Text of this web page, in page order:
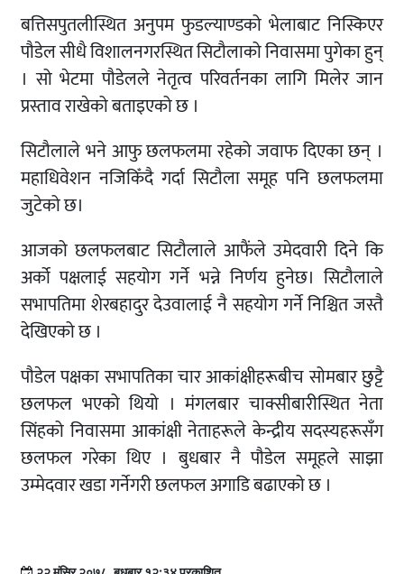
बत्तिसपुतलीस्थित अनुपम फुडल्याण्डको भेलाबाट निस्किएर
पौडेल सीधै विशालनगरस्थित सिटौलाको निवासमा पुगेका हुन्
। सो भेटमा पौडेलले नेतृत्व परिवर्तनका लागि मिलेर जान
प्रस्ताव राखेको बताइएको छ ।
सिटौलाले भने आफु छलफलमा रहेको जवाफ दिएका छन् ।
महाधिवेशन नजिकिँदै गर्दा सिटौला समूह पनि छलफलमा
जुटेको छ।
आजको छलफलबाट सिटौलाले आफैंले उमेदवारी दिने कि
अर्को पक्षलाई सहयोग गर्ने भन्ने निर्णय हुनेछ। सिटौलाले
सभापतिमा शेरबहादुर देउवालाई नै सहयोग गर्ने निश्चित जस्तै
देखिएको छ ।
पौडेल पक्षका सभापतिका चार आकांक्षीहरूबीच सोमबार छुट्टै
छलफल भएको थियो । मंगलबार चाक्सीबारीस्थित नेता
सिंहको निवासमा आकांक्षी नेताहरूले केन्द्रीय सदस्यहरूसँग
छलफल गरेका थिए । बुधबार नै पौडेल समूहले साझा
उम्मेदवार खडा गर्नेगरी छलफल अगाडि बढाएको छ ।